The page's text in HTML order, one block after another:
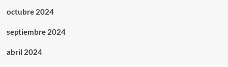
octubre 2024
septiembre 2024
abril 2024